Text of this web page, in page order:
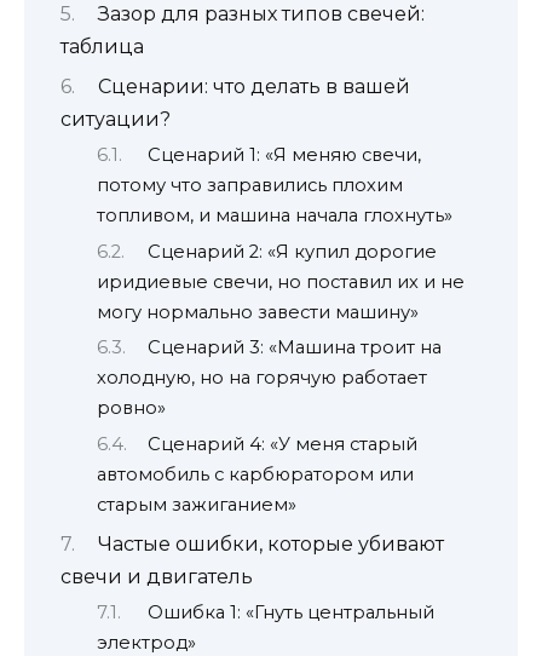
Зазор для разных типов свечей:
таблица
Сценарии: что делать в вашей
ситуации?
Сценарий 1: «Я меняю свечи,
потому что заправились плохим
топливом, и машина начала глохнуть»
Сценарий 2: «Я купил дорогие
иридиевые свечи, но поставил их и не
могу нормально завести машину»
Сценарий 3: «Машина троит на
холодную, но на горячую работает
ровно»
Сценарий 4: «У меня старый
автомобиль с карбюратором или
старым зажиганием»
Частые ошибки, которые убивают
свечи и двигатель
Ошибка 1: «Гнуть центральный
электрод»